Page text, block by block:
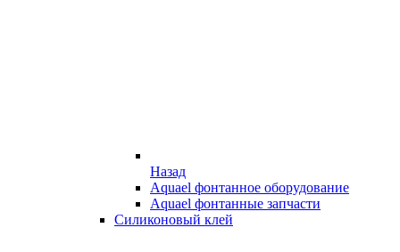
Назад
Aquael фонтанное оборудование
Aquael фонтанные запчасти
Силиконовый клей